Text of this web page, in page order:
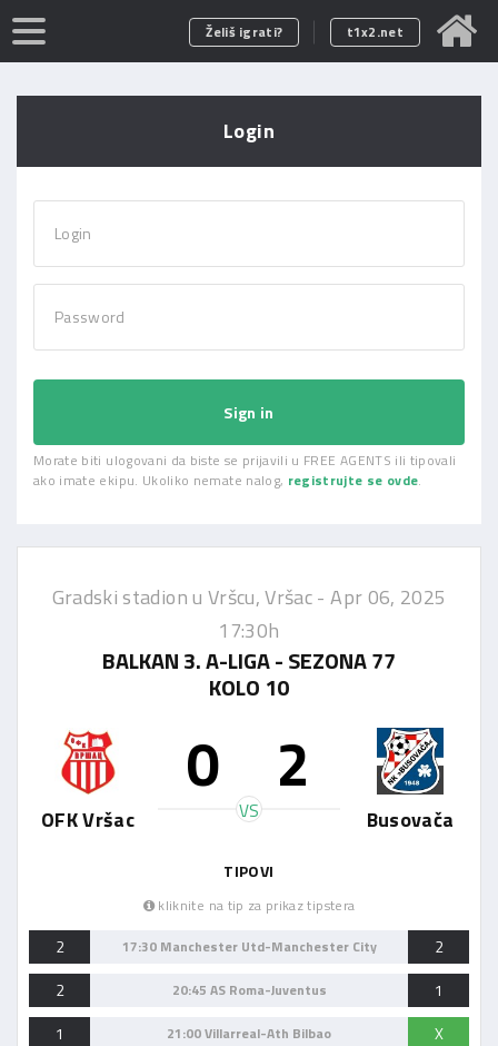
Želiš igrati? t1x2.net
Login
Login
Password
Sign in
Morate biti ulogovani da biste se prijavili u FREE AGENTS ili tipovali
ako imate ekipu. Ukoliko nemate nalog, registrujte se ovde.
Gradski stadion u Vršcu, Vršac -Apr 06, 2025
17:30h
BALKAN 3. A-LIGA - SEZONA 77
KOLO 10
OFK Vršac
0 2
VS Busovača
TIPOVI
kliknite na tip za prikaz tipstera
2 17:30 Manchester Utd-Manchester City
2
2
20:45 AS Roma-Juventus
1
1
21:00 Villarreal-Ath Bilbao
X